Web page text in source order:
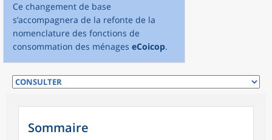
Ce changement de base
s’accompagnera de la refonte de la
nomenclature des fonctions de
consommation des ménages eCoicop.
Sommaire